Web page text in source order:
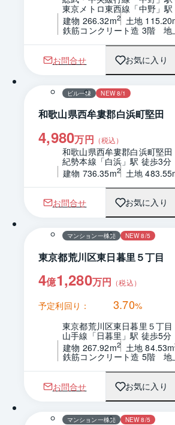
東京メトロ東西線「中野」
建物 266.32m2 土地
鉄筋コンクリート造 3階　地
お問合せ お気に入り
1 / 0
ビル一棟 NEW 8/1
和歌山県西牟婁郡白浜町堅田
4,980万円 （税込）
和歌山県西牟婁郡白浜町堅田
紀勢本線「白浜」駅 徒歩3分
建物 736.35m2 土地
お問合せ お気に入り
マンション一棟売 NEW 8/5
東京都荒川区東日暮里５丁目
4億1,280万円 （税込）
予定利回り： 3.70%
東京都荒川区東日暮里５丁目
山手線「日暮里」駅 徒歩5分
建物 267.92m2 土地 84.53m
鉄筋コンクリート造 5階　地
お問合せ お気に入り
マンション一棟売 NEW 8/5